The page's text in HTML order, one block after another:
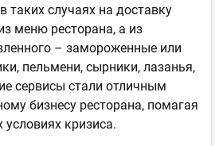
таких случаях на доставку
меню ресторана, а из
– замороженные или
пельмени, сырники, лазанья,
сервисы стали отличным
бизнесу ресторана, помагая
кризиса.